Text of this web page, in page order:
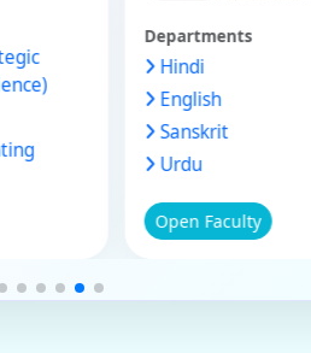
Strategic
Science)
Painting
Open